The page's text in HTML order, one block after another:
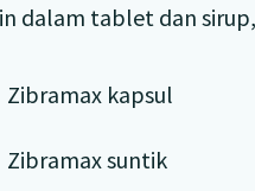
dalam tablet dan
Zibramax kapsul
Zibramax suntik